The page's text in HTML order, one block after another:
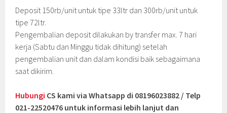
Deposit 150rb/unit untuk tipe 33ltr dan 300rb/unit untuk
tipe 72ltr.
Pengembalian deposit dilakukan by transfer max. 7 hari
kerja (Sabtu dan Minggu tidak dihitung) setelah
pengembalian unit dan dalam kondisi baik sebagaimana
saat dikirim.
Hubungi CS kami via Whatsapp di 08196023882 / Telp
021-22520476 untuk informasi lebih lanjut dan